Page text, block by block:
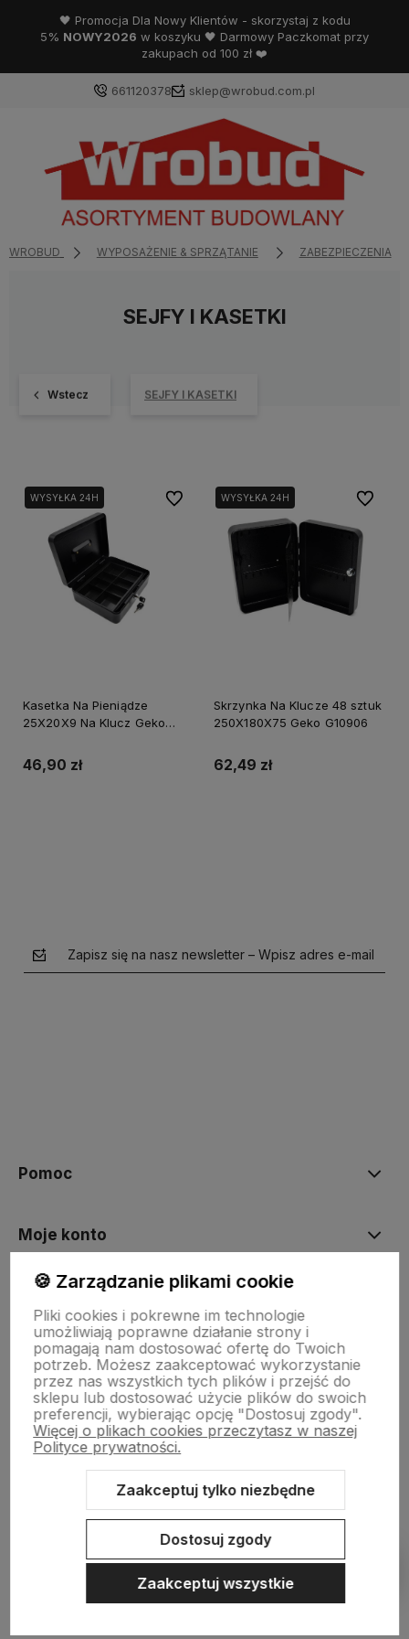
🖤 Promocja Dla Nowy Klientów - skorzystaj z kodu
5% NOWY2026 w koszyku 🖤 Darmowy Paczkomat przy
zakupach od 100 zł ❤️
661120378 sklep@wrobud.com.pl
WROBUD WYPOSAŻENIE & SPRZĄTANIE ZABEZPIECZENIA
SEJFY I KASETKI
Wstecz SEJFY I KASETKI
WYSYŁKA 24H
Kasetka Na Pieniądze
25X20X9 Na Klucz Geko
46,90 zł
Do ulubionychWYSYŁKA 24H
Skrzynka Na Klucze 48 sztuk
250X180X75 Geko G10906
62,49 zł
Do
Zapisz się na nasz newsletter – Wpisz adres e-mail
Pomoc
Moje konto
Płatności i dostawa
Informacje
O nas
Sklep internetowy Shoper.pl Szablon Shoper Modern 3.0™
🍪 Zarządzanie plikami cookie
Pliki cookies i pokrewne im technologie
umożliwiają poprawne działanie strony i
pomagają nam dostosować ofertę do Twoich
potrzeb. Możesz zaakceptować wykorzystanie
przez nas wszystkich tych plików i przejść do
sklepu lub dostosować użycie plików do swoich
preferencji, wybierając opcję "Dostosuj zgody".
Więcej o plikach cookies przeczytasz w naszej
Polityce prywatności.
Zaakceptuj tylko niezbędne
Dostosuj zgody
Zaakceptuj wszystkie